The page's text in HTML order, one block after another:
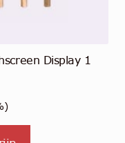
Display 1